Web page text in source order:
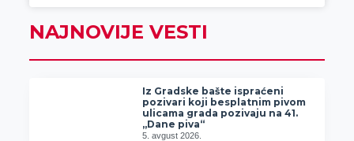
NAJNOVIJE VESTI
Iz Gradske bašte ispraćeni
pozivari koji besplatnim pivom
ulicama grada pozivaju na 41.
„Dane piva“
5. avgust 2026.